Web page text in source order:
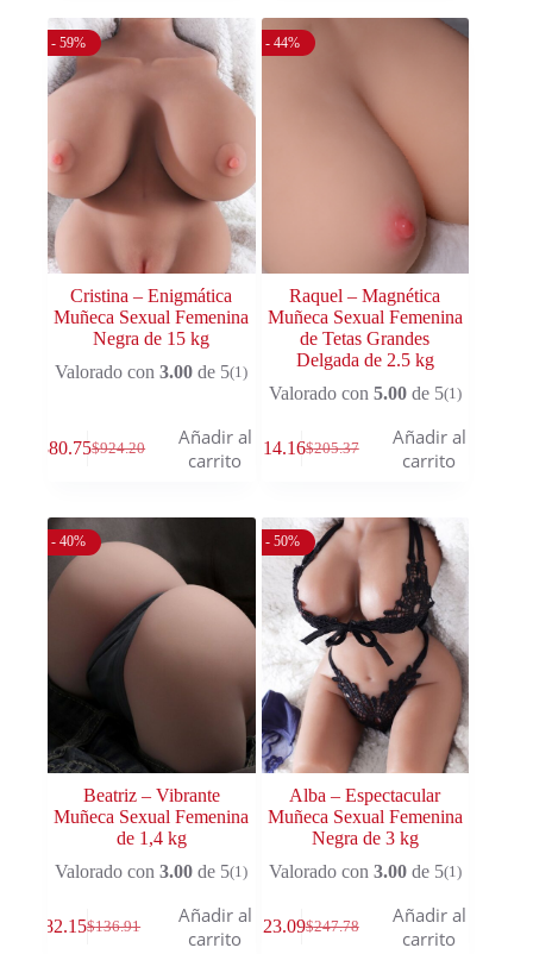
- 59%
Cristina – Enigmática
Muñeca Sexual Femenina
Negra de 15 kg
Valorado con3.00 de 5(1)
$924.20
380.75
Añadir al
carrito
- 44%
Raquel – Magnética
Muñeca Sexual Femenina
de Tetas Grandes
Delgada de 2.5 kg
Valorado con 5.00de 5(1)
$205.37
$ 114.16
Añadir al
carrito
- 40%
Beatriz – Vibrante
Muñeca Sexual Femenina
de 1,4 kg
Valorado con3.00 de 5(1)
$136.91
82.15
Añadir al
carrito
- 50%
Alba – Espectacular
Muñeca Sexual Femenina
Negra de 3 kg
Valorado con 3.00de 5(1)
$247.78
$ 123.09
Añadir al
carrito